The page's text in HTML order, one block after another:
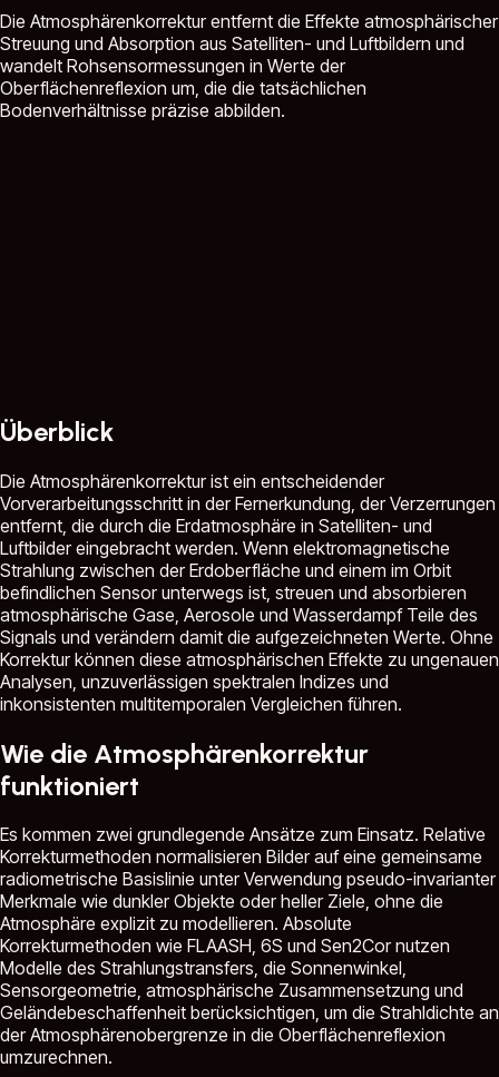
Die Atmosphärenkorrektur entfernt die Effekte atmosphärischer
Streuung und Absorption aus Satelliten- und Luftbildern und
wandelt Rohsensormessungen in Werte der
Oberflächenreflexion um, die die tatsächlichen
Bodenverhältnisse präzise abbilden.
Überblick
Die Atmosphärenkorrektur ist ein entscheidender
Vorverarbeitungsschritt in der Fernerkundung, der Verzerrungen
entfernt, die durch die Erdatmosphäre in Satelliten- und
Luftbilder eingebracht werden. Wenn elektromagnetische
Strahlung zwischen der Erdoberfläche und einem im Orbit
befindlichen Sensor unterwegs ist, streuen und absorbieren
atmosphärische Gase, Aerosole und Wasserdampf Teile des
Signals und verändern damit die aufgezeichneten Werte. Ohne
Korrektur können diese atmosphärischen Effekte zu ungenauen
Analysen, unzuverlässigen spektralen Indizes und
inkonsistenten multitemporalen Vergleichen führen.
Wie die Atmosphärenkorrektur
funktioniert
Es kommen zwei grundlegende Ansätze zum Einsatz. Relative
Korrekturmethoden normalisieren Bilder auf eine gemeinsame
radiometrische Basislinie unter Verwendung pseudo-invarianter
Merkmale wie dunkler Objekte oder heller Ziele, ohne die
Atmosphäre explizit zu modellieren. Absolute
Korrekturmethoden wie FLAASH, 6S und Sen2Cor nutzen
Modelle des Strahlungstransfers, die Sonnenwinkel,
Sensorgeometrie, atmosphärische Zusammensetzung und
Geländebeschaffenheit berücksichtigen, um die Strahldichte an
der Atmosphärenobergrenze in die Oberflächenreflexion
umzurechnen.